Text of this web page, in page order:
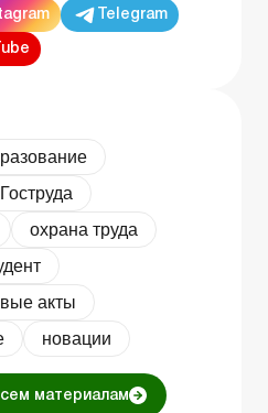
Telegram
Гоструда
охрана труда
акты
новации
материалам